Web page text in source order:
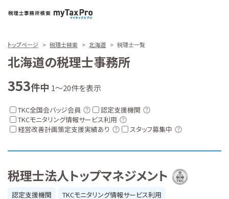
トップページ 税理士検索 北海道 税理士一覧
北海道の税理士事務所
353件中 1～20件を表示
TKC全国会バッジ会員
認定支援機関
TKCモニタリング情報サービス利用
経営改善計画策定支援実績あり
スタッフ募集中
税理士法人トップマネジメント
認定支援機関
TKCモニタリング情報サービス利用